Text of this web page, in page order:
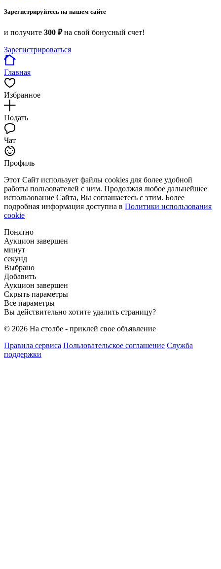
Зарегистрируйтесь на нашем сайте
и получите 300 ₽на свой бонусный счет!
Зарегистрироваться
Главная
Избранное
Подать
Чат
Профиль
Этот Сайт использует файлы cookies для более удобной
работы пользователей с ним. Продолжая любое дальнейшее
использование Сайта, Вы соглашаетесь с этим. Более
подробная информация доступна в Политики использования
cookie
Понятно
Аукцион завершен
минут
секунд
Выбрано
Добавить
Аукцион завершен
Скрыть параметры
Все параметры
Вы действительно хотите удалить страницу?
© 2026 На столбе - приклей свое объявление
Правила сервиса Пользовательское соглашение Служба
поддержки